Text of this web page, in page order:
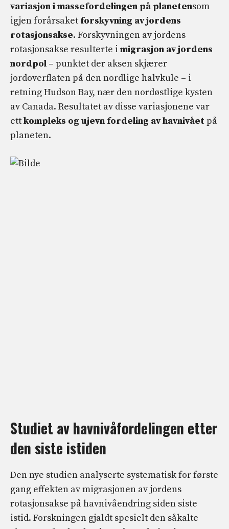
variasjon i massefordelingen på planetensom
igjen forårsaket forskyvning av jordens
rotasjonsakse. Forskyvningen av jordens
rotasjonsakse resulterte i migrasjon av jordens
nordpol – punktet der aksen skjærer
jordoverflaten på den nordlige halvkule – i
retning Hudson Bay, nær den nordøstlige kysten
av Canada. Resultatet av disse variasjonene var
ettkompleks og ujevn fordeling av havnivåetpå
planeten.
Studiet av havnivåfordelingen etter
den siste istiden
Den nye studien analyserte systematisk for første
gang effekten av migrasjonen av jordens
rotasjonsakse på havnivåendring siden siste
istid. Forskningen gjaldt spesielt den såkalte